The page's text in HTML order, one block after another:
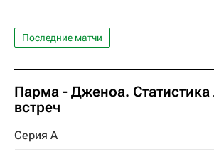
Последние матчи
Парма - Дженоа.
встреч
Серия А